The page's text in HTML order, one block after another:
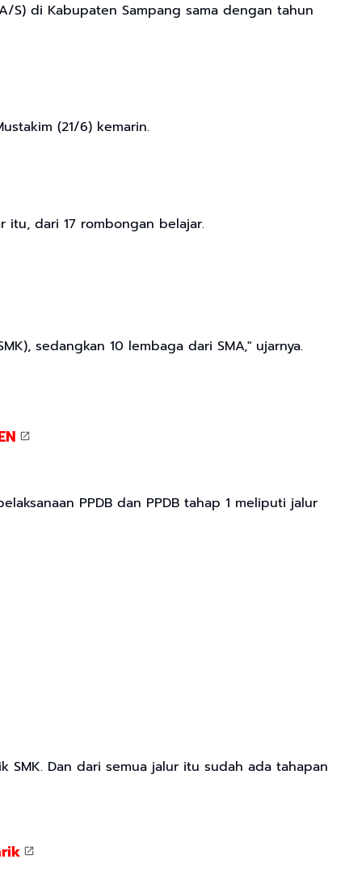
S) di Kabupaten Sampang sama dengan tahun
(21/6) kemarin.
itu, dari 17 rombongan belajar.
sedangkan 10 lembaga dari SMA," ujarnya.
PPDB dan PPDB tahap 1 meliputi jalur
SMK. Dan dari semua jalur itu sudah ada tahapan